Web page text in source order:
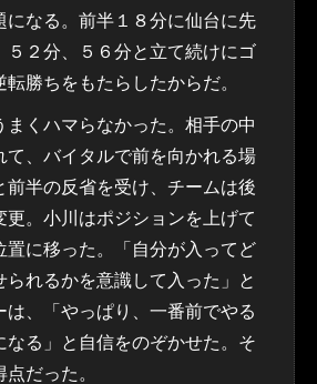
になる。前半１８分に仙台に先
５２分、５６分と立て続けにゴ
勝ちをもたらしたからだ。
まくハマらなかった。相手の中
て、バイタルで前を向かれる場
前半の反省を受け、チームは後
更。小川はポジションを上げて
置に移った。「自分が入ってど
られるかを意識して入った」と
は、「やっぱり、一番前でやる
なる」と自信をのぞかせた。そ
だった。